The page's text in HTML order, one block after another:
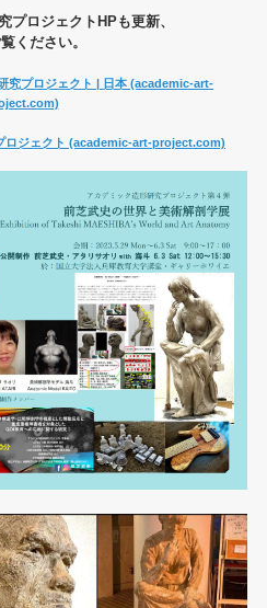
プロジェクトHPも更新、
ください。
究プロジェクト | 日本 (academic-art-
ロジェクト (academic-art-project.com)